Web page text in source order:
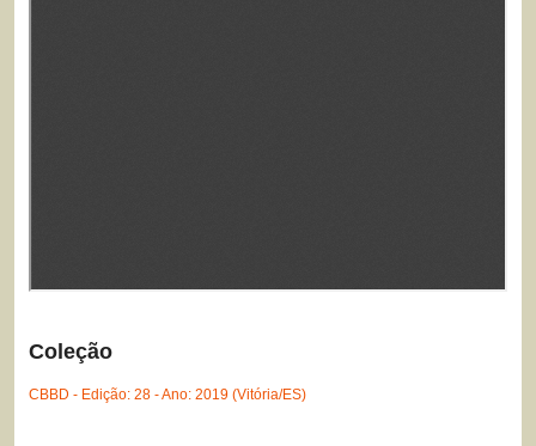
Coleção
CBBD - Edição: 28 - Ano: 2019 (Vitória/ES)